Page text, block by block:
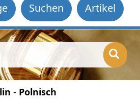
Artikel
Suchen
- Polnisch